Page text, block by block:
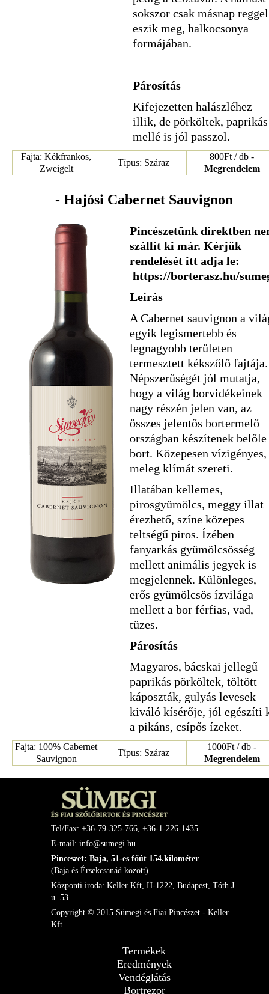
sokszor csak másnap reggel
eszik meg, halkocsonya
formájában.
Párosítás
Kifejezetten halászléhez
illik, de pörköltek, paprikás
mellé is jól passzol.
Fajta: Kékfrankos,
Zweigelt
Típus: Száraz
800Ft / db -
Megrendelem
- Hajósi Cabernet Sauvignon
Pincészetünk direktben
szállít ki már. Kérjük
rendelését itt adja le:
https://borterasz.hu/
Leírás
A Cabernet sauvignon a
egyik legismertebb és
legnagyobb területen
termesztett kékszőlő fajtája.
Népszerűségét jól mutatja,
hogy a világ borvidékeinek
nagy részén jelen van, az
összes jelentős bortermelő
országban készítenek belőle
bort. Közepesen vízigényes,
meleg klímát szereti.
Illatában kellemes,
pirosgyümölcs, meggy illat
érezhető, színe közepes
teltségű piros. Ízében
fanyarkás gyümölcsösség
mellett animális jegyek is
megjelennek. Különleges,
erős gyümölcsös ízvilága
mellett a bor férfias, vad,
tüzes.
Párosítás
Magyaros, bácskai jellegű
paprikás pörköltek, töltött
káposzták, gulyás levesek
kiváló kísérője, jól egészíti
a pikáns, csípős ízeket.
Fajta: 100% Cabernet
Sauvignon
Típus: Száraz
1000Ft / db -
Megrendelem
Tel/Fax: +36-79-325-766, +36-1-226-1435
E-mail: info@sumegi.hu
Pinceszet: Baja, 51-es főút 154.kilométer
(Baja és Érsekcsanád között)
Központi iroda: Keller Kft, H-1222, Budapest, Tóth J.
u. 53
Copyright © 2015 Sümegi és Fiai Pincészet - Keller
Kft.
Termékek
Eredmények
Vendéglátás
Bortrezor